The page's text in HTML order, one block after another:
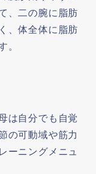
、二の腕に脂肪
、体全体に脂肪
。
は自分でも自覚
の可動域や筋力
ーニングメニュ